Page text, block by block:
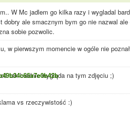
W Mc jadlem go kilka razy i wygladal
dobry ale smacznym bym go nie nazwal
sobie pozwolic.
w pierwszym momencie w ogóle nie
tak biednie wygląda na tym zdjęciu ;)
vs rzeczywistość :)